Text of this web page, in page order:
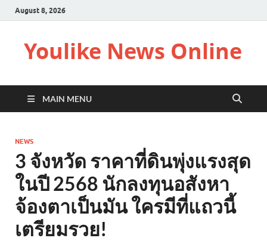
August 8, 2026
Youlike News Online
MAIN MENU
NEWS
3 จังหวัด ราคาที่ดินพุ่งแรงสุด
ในปี 2568 นักลงทุนอสังหา
จ้องตาเป็นมัน ใครมีที่แถวนี้
เตรียมรวย!